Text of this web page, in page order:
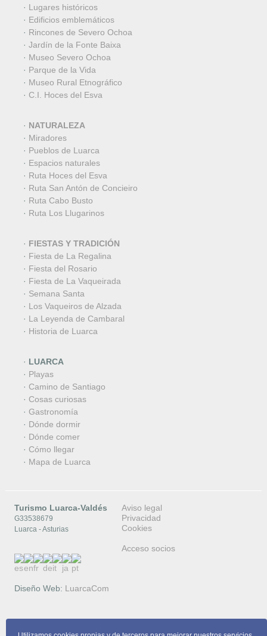
· Lugares históricos
· Edificios emblemáticos
· Rincones de Severo Ochoa
· Jardín de la Fonte Baixa
· Museo Severo Ochoa
· Parque de la Vida
· Museo Rural Etnográfico
· C.I. Hoces del Esva
· NATURALEZA
· Miradores
· Pueblos de Luarca
· Espacios naturales
· Ruta Hoces del Esva
· Ruta San Antón de Concieiro
· Ruta Cabo Busto
· Ruta Los Llugarinos
· FIESTAS Y TRADICIÓN
· Fiesta de La Regalina
· Fiesta del Rosario
· Fiesta de La Vaqueirada
· Semana Santa
· Los Vaqueiros de Alzada
· La Leyenda de Cambaral
· Historia de Luarca
· LUARCA
· Playas
· Camino de Santiago
· Cosas curiosas
· Gastronomía
· Dónde dormir
· Dónde comer
· Cómo llegar
· Mapa de Luarca
Turismo Luarca-Valdés
G33538679
Luarca - Asturias
Aviso legal
Privacidad
Cookies
Acceso socios
Diseño Web: LuarcaCom